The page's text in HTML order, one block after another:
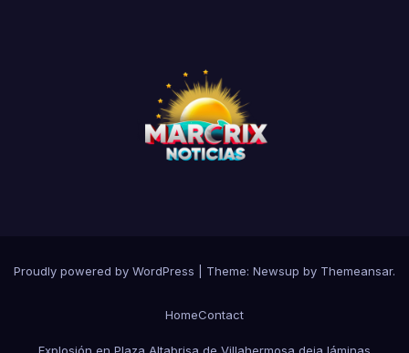
Proudly powered by WordPress Theme: Newsup by Themeansar.
HomeContact